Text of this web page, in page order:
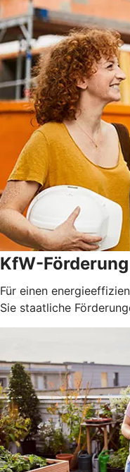
KfW-Förderung
Für einen
Sie staatliche